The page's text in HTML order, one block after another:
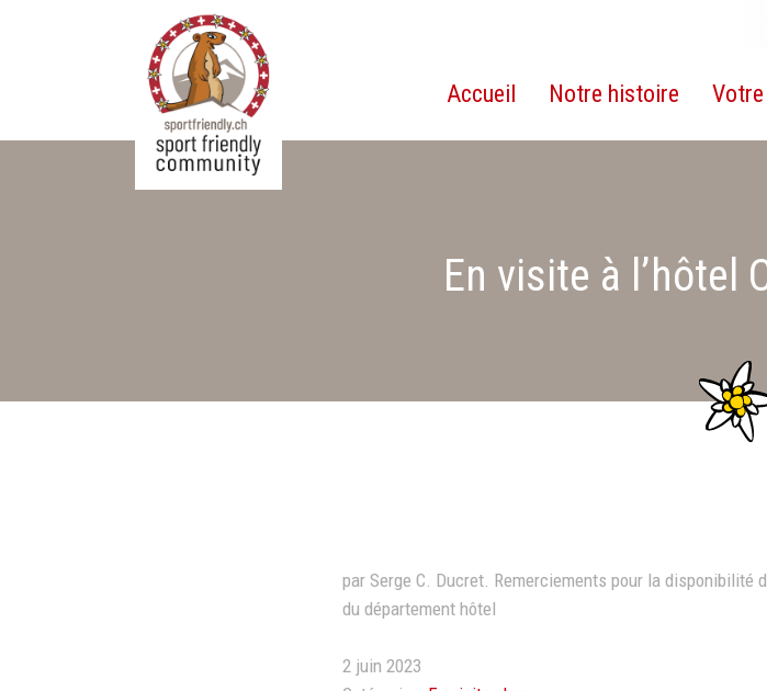
Accueil Notre histoire
En visite à l’hôtel
2 juin 2023
par Serge C. Ducret. Remerciements pour la disponibilité
du département hôtel